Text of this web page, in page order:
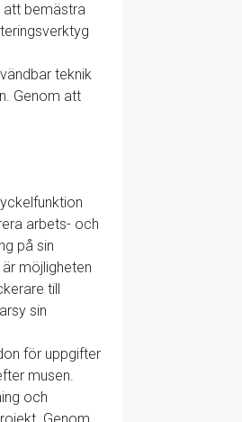
att bemästra
teknik
Genom att
arbets- och
på sin
möjligheten
till
sin
för uppgifter
musen.
och